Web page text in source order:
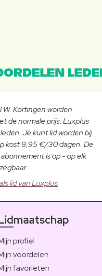
Kortingen worden
de normale prijs. Luxplus
Je kunt lid worden bij
kost 9,95 €/30 dagen. De
is op - op elk
lid van Luxplus
profiel
voordelen
favorieten